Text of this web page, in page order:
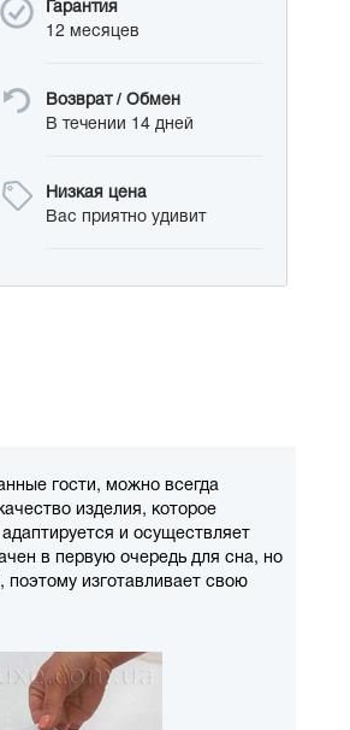
Гарантия
12 месяцев
Возврат / Обмен
В течении 14 дней
Низкая цена
Вас приятно удивит
гости, можно всегда
изделия, которое
и осуществляет
в первую очередь для сна, но
поэтому изготавливает свою